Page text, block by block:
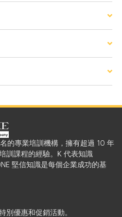
名的專業培訓機構，擁有超過 10 年
訓課程的經驗。K 代表知識
堅信知識是每個企業成功的基
別優惠和促銷活動。